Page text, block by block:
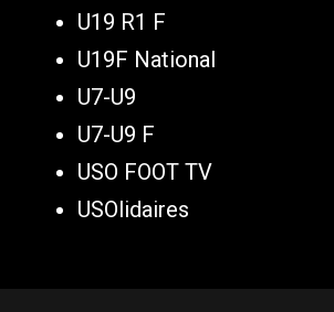
U19 R1 F
U19F National
U7-U9
U7-U9 F
USO FOOT TV
USOlidaires